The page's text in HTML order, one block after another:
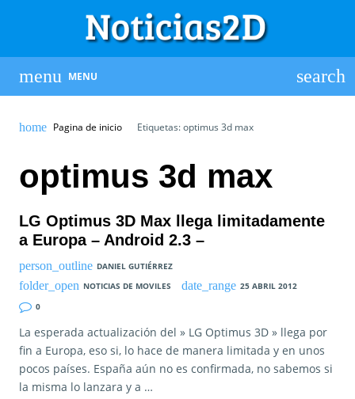
MENU
Pagina de inicio Etiquetas: optimus 3d max
optimus 3d max
LG Optimus 3D Max llega limitadamente
a Europa – Android 2.3 –
DANIEL GUTIÉRREZ
NOTICIAS DE MOVILES
25 ABRIL 2012
0
La esperada actualización del » LG Optimus 3D » llega por
fin a Europa, eso si, lo hace de manera limitada y en unos
pocos países. España aún no es confirmada, no sabemos si
la misma lo lanzara y a …